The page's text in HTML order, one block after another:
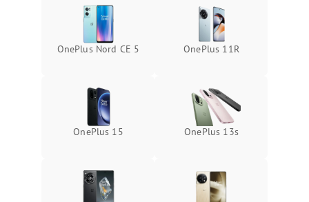
OnePlus Nord CE 5 OnePlus 11R
OnePlus 15 OnePlus 13s